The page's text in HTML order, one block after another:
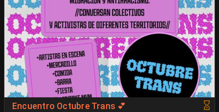
Encuentro Octubre Trans 💕